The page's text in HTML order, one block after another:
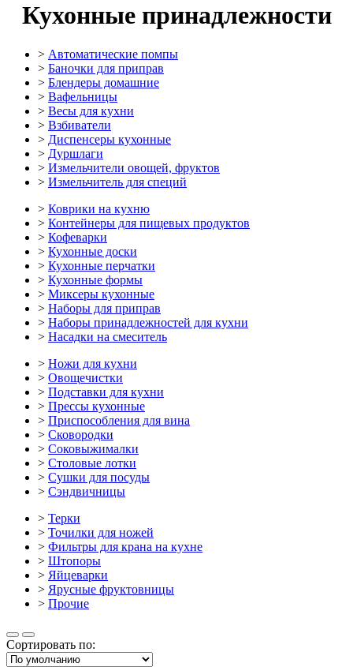
Кухонные принадлежности
> Автоматические помпы
> Баночки для приправ
> Блендеры домашние
> Вафельницы
> Весы для кухни
> Взбиватели
> Диспенсеры кухонные
> Дуршлаги
> Измельчители овощей, фруктов
> Измельчитель для специй
> Коврики на кухню
> Контейнеры для пищевых продуктов
> Кофеварки
> Кухонные доски
> Кухонные перчатки
> Кухонные формы
> Миксеры кухонные
> Наборы для приправ
> Наборы принадлежностей для кухни
> Насадки на смеситель
> Ножи для кухни
> Овощечистки
> Подставки для кухни
> Прессы кухонные
> Приспособления для вина
> Сковородки
> Соковыжималки
> Столовые лотки
> Сушки для посуды
> Сэндвичницы
> Терки
> Точилки для ножей
> Фильтры для крана на кухне
> Штопоры
> Яйцеварки
> Ярусные фруктовницы
> Прочие
Сортировать по: